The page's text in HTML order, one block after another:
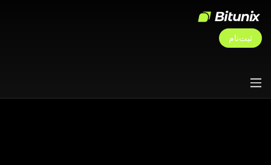
ثبت‌نام